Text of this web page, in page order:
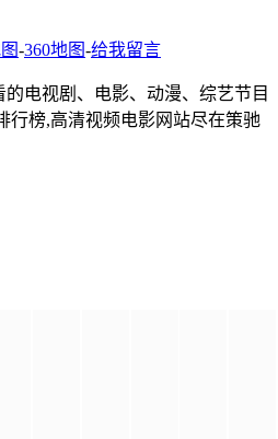
-360地图-给我留言
电视剧、电影、动漫、综艺节目
行榜,高清视频电影网站尽在策驰